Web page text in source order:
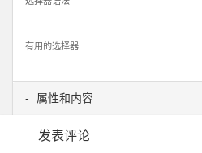
有用的选择器
属性和内容
发表评论